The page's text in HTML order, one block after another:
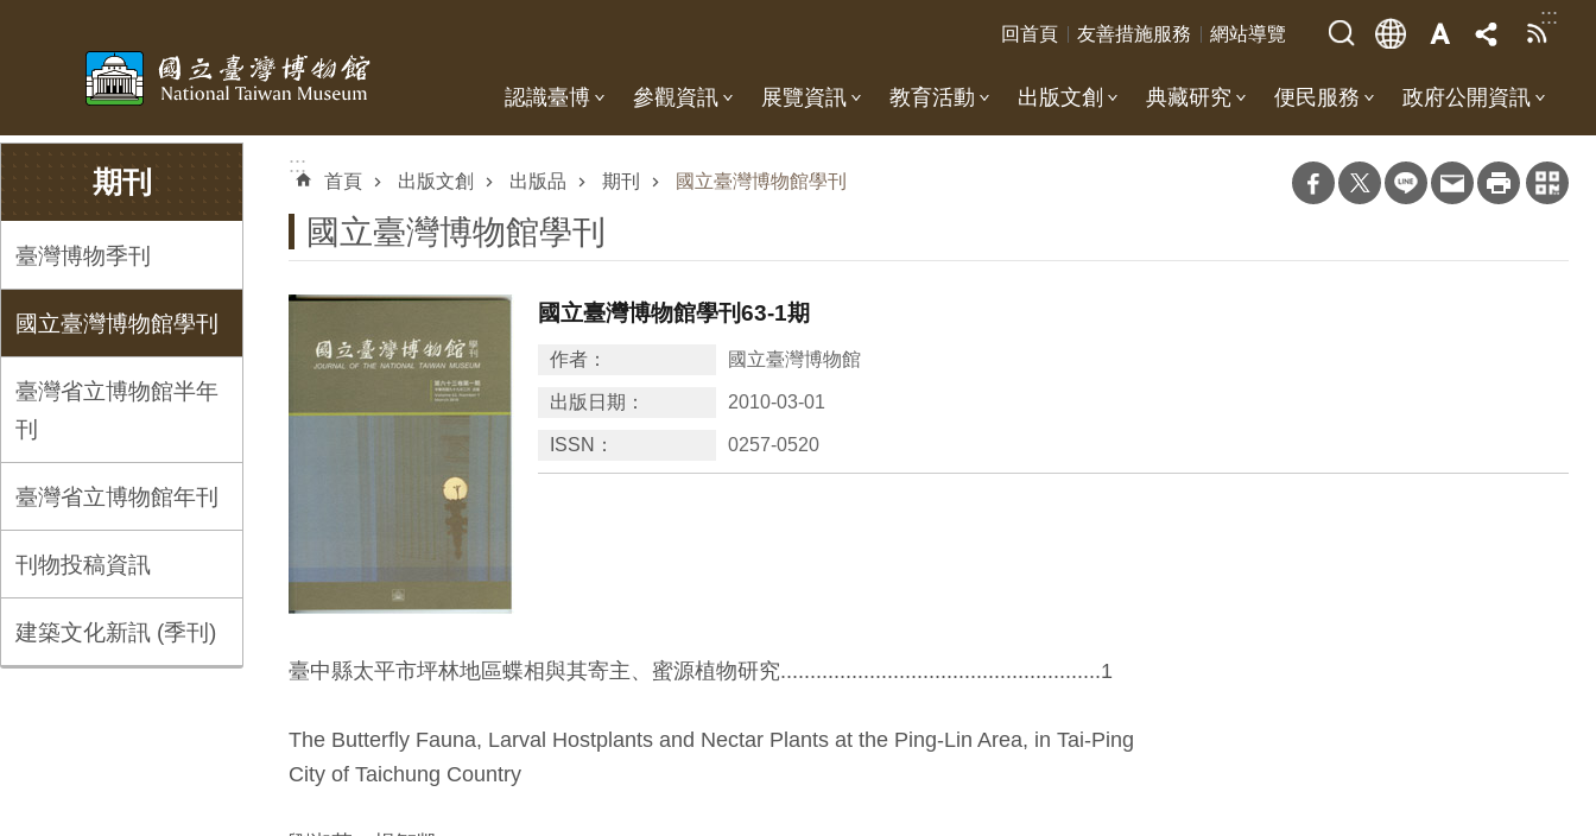
:::
回首頁 友善措施服務 網站導覽
認識臺博 參觀資訊 展覽資訊 教育活動 出版文創 典藏研究 便民服務 政府公開資訊
期刊
臺灣博物季刊
國立臺灣博物館學刊
臺灣省立博物館半年
刊
臺灣省立博物館年刊
刊物投稿資訊
建築文化新訊 (季刊)
:::
首頁 出版文創 出版品 期刊 國立臺灣博物館學刊
國立臺灣博物館學刊
國立臺灣博物館學刊63-1期
作者： 國立臺灣博物館
出版日期： 2010-03-01
ISSN： 0257-0520
臺中縣太平市坪林地區蝶相與其寄主、蜜源植物研究......................................................1
The Butterfly Fauna, Larval Hostplants and Nectar Plants at the Ping-Lin Area, in Tai-Ping
City of Taichung Country